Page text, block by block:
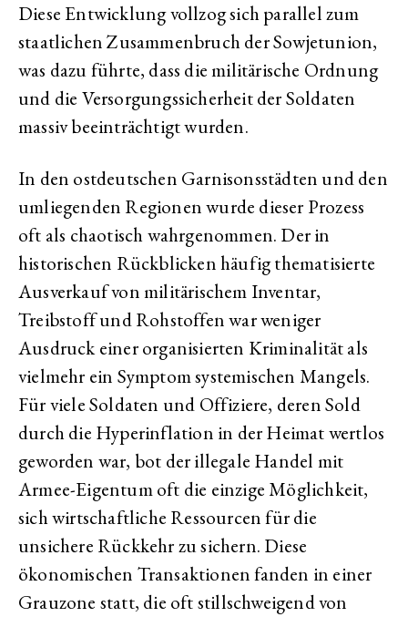
Diese Entwicklung vollzog sich parallel zum
staatlichen Zusammenbruch der Sowjetunion,
was dazu führte, dass die militärische Ordnung
und die Versorgungssicherheit der Soldaten
massiv beeinträchtigt wurden.
In den ostdeutschen Garnisonsstädten und den
umliegenden Regionen wurde dieser Prozess
oft als chaotisch wahrgenommen. Der in
historischen Rückblicken häufig thematisierte
Ausverkauf von militärischem Inventar,
Treibstoff und Rohstoffen war weniger
Ausdruck einer organisierten Kriminalität als
vielmehr ein Symptom systemischen Mangels.
Für viele Soldaten und Offiziere, deren Sold
durch die Hyperinflation in der Heimat wertlos
geworden war, bot der illegale Handel mit
Armee-Eigentum oft die einzige Möglichkeit,
sich wirtschaftliche Ressourcen für die
unsichere Rückkehr zu sichern. Diese
ökonomischen Transaktionen fanden in einer
Grauzone statt, die oft stillschweigend von